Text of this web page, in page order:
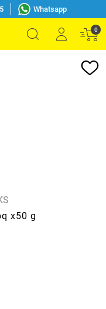
Whatsapp
0
x50 g